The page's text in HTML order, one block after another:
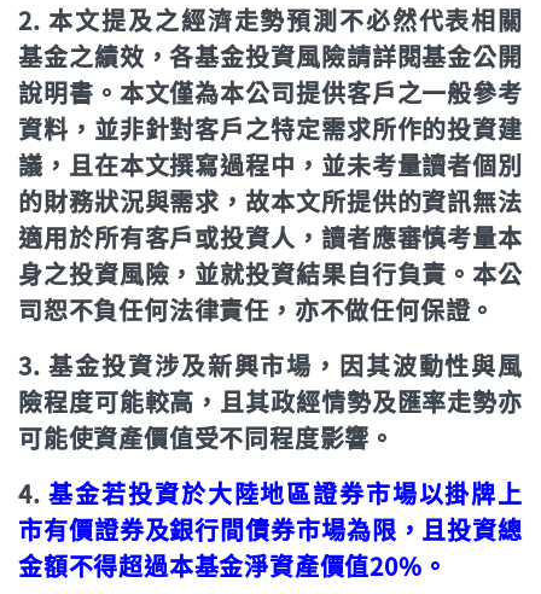
2. 本文提及之經濟走勢預測不必然代表相關
基金之績效，各基金投資風險請詳閱基金公開
說明書。本文僅為本公司提供客戶之一般參考
資料，並非針對客戶之特定需求所作的投資建
議，且在本文撰寫過程中，並未考量讀者個別
的財務狀況與需求，故本文所提供的資訊無法
適用於所有客戶或投資人，讀者應審慎考量本
身之投資風險，並就投資結果自行負責。本公
司恕不負任何法律責任，亦不做任何保證。
3. 基金投資涉及新興市場，因其波動性與風
險程度可能較高，且其政經情勢及匯率走勢亦
可能使資產價值受不同程度影響。
4.基金若投資於大陸地區證券市場以掛牌上
市有價證券及銀行間債券市場為限，且投資總
金額不得超過本基金淨資產價值20%。